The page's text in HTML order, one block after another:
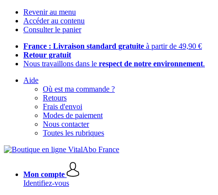
Revenir au menu
Accéder au contenu
Consulter le panier
France : Livraison standard gratuite à partir de 49,90 €
Retour gratuit
Nous travaillons dans le respect de notre environnement.
Aide
Où est ma commande ?
Retours
Frais d'envoi
Modes de paiement
Nous contacter
Toutes les rubriques
Mon compte
Identifiez-vous